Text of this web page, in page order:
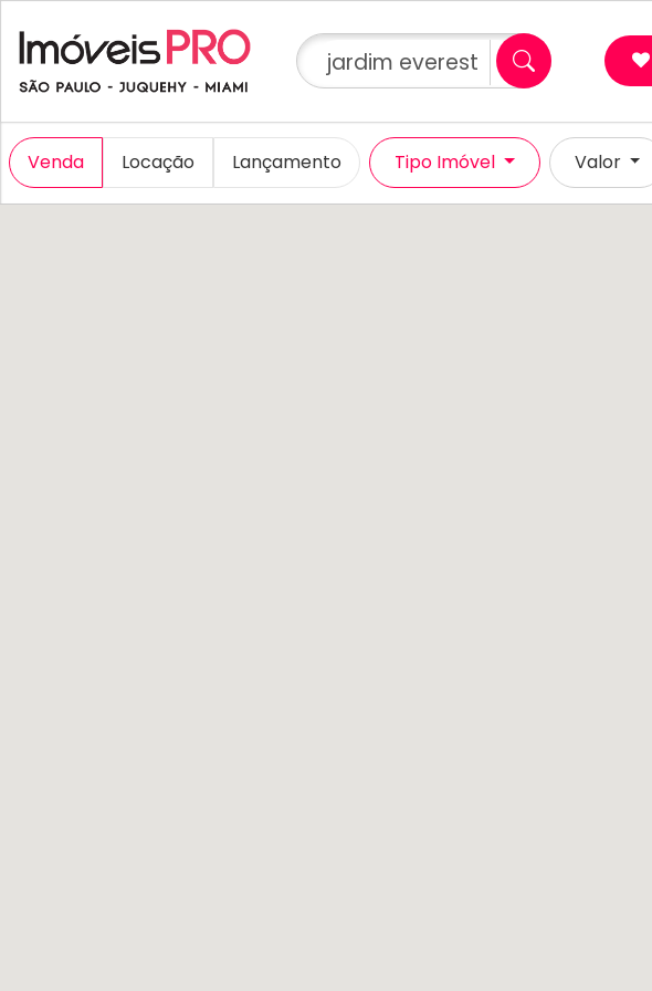
jardim everest ×
Venda Locação Lançamento Tipo Imóvel Valor